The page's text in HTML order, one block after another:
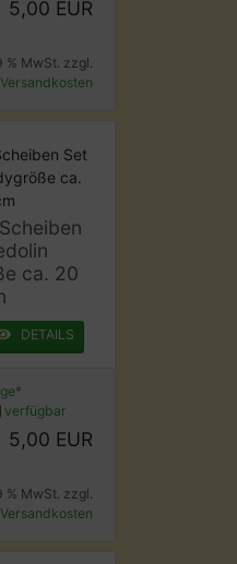
5,00 EUR
% MwSt. zzgl.
Versandkosten
ca. 20
DETAILS
verfügbar
5,00 EUR
% MwSt. zzgl.
Versandkosten